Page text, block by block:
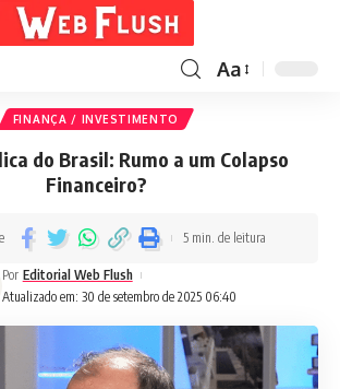
Aa
FINANÇA / INVESTIMENTO
do Brasil: Rumo a um Colapso
Financeiro?
Atualizado em: 30 de setembro de 2025 06:40
Por Editorial Web Flush
5 min. de leitura